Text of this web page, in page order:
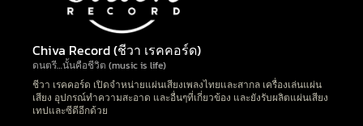
Chiva Record (ชีวา เรคคอร์ด)
ดนตรี…นั้นคือชีวิต (music is life)
ชีวา เรคคอร์ด เปิดจำหน่ายแผ่นเสียงเพลงไทยและสากล เครื่องเล่นแผ่น
เสียง อุปกรณ์ทำความสะอาด และอื่นๆที่เกี่ยวข้อง และยังรับผลิตแผ่นเสียง
เทปและซีดีอีกด้วย